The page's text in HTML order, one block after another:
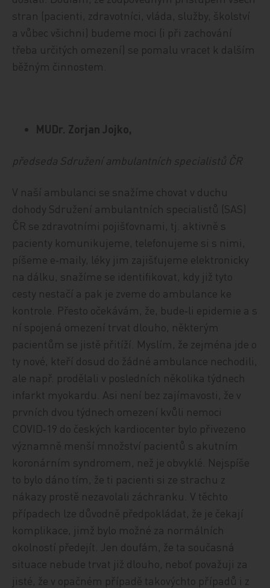
stran (pacienti, zdravotníci, vláda, služby, školství
a vůbec všichni) budeme moci (i při zachování
třeba určitých omezení) se pomalu vracet k dalším
běžným činnostem.
MUDr. Zorjan Jojko,
předseda Sdružení ambulantních specialistů ČR
V naší ambulanci se snažíme chovat v duchu
dohody Sdružení ambulantních specialistů (SAS)
ČR se zdravotními pojišťovnami, tj. aktivně s
pacienty komunikujeme, telefonujeme si s nimi,
píšeme e‑maily, léky jim zajišťujeme elektronicky
na dálku, snažíme se identifikovat, kdy již tyto
cesty nestačí a pak je zveme do ambulance ke
kontrole. Přesto očekávám, že, bude‑li epidemie a s
ní spojená omezení trvat dlouho, některým
pacientům se jistě přitíží. Myslím, že zejména jde o
ty nové, kteří dosud do žádné ambulance nechodili,
ale např. prodělali v posledních několika týdnech
infarkt myokardu. Asi není bez zajímavosti, že v
prvních dvou týdnech omezení kvůli nemoci
COVID‑19 do českých kardiocenter bylo přivezeno
významně menší množství pacientů s akutním
koronárním syndromem, než je obvyklé. Nejspíše
to bylo dáno tím, že ti pacienti si ze strachu z
nákazy prostě nezavolali záchranku. V těchto
případech lze důvodně předpokládat, že je čekají
komplikace, jimž bylo možné za normálních
okolností předejít. Jen doufám, že ta současná
situace nebude trvat již dlouho, neboť považuji za
jisté, že v opačném případě takovýchto případů i z